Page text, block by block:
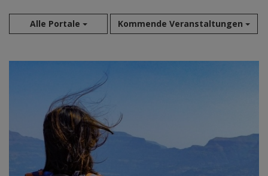
Alle Portale Kommende Veranstaltungen
Aug 2026
Jan 2027